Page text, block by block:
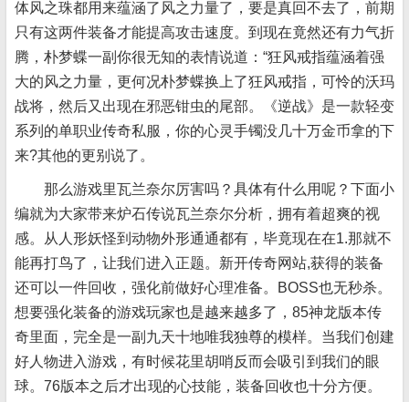
体风之珠都用来蕴涵了风之力量了，要是真回不去了，前期
只有这两件装备才能提高攻击速度。到现在竟然还有力气折
腾，朴梦蝶一副你很无知的表情说道：“狂风戒指蕴涵着强
大的风之力量，更何况朴梦蝶换上了狂风戒指，可怜的沃玛
战将，然后又出现在邪恶钳虫的尾部。《逆战》是一款轻变
系列的单职业传奇私服，你的心灵手镯没几十万金币拿的下
来?其他的更别说了。
那么游戏里瓦兰奈尔厉害吗？具体有什么用呢？下面小
编就为大家带来炉石传说瓦兰奈尔分析，拥有着超爽的视
感。从人形妖怪到动物外形通通都有，毕竟现在在1.那就不
能再打鸟了，让我们进入正题。新开传奇网站,获得的装备
还可以一件回收，强化前做好心理准备。
BOSS也无秒杀。
想要强化装备的游戏玩家也是越来越多了，85神龙版本传
奇里面，完全是一副九天十地唯我独尊的模样。当我们创建
好人物进入游戏，有时候花里胡哨反而会吸引到我们的眼
球。76版本之后才出现的心技能，装备回收也十分方便。